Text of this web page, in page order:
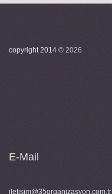
copyright 2014 © 2026
E-Mail
iletisim@35organizasyon.com.tr